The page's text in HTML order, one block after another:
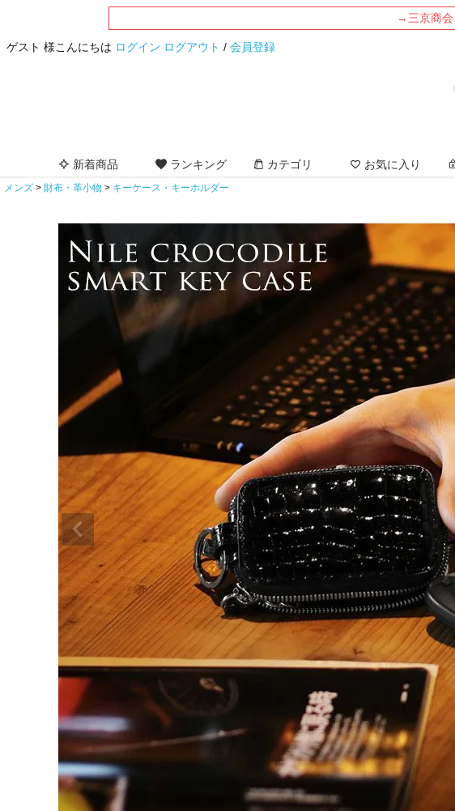
→三京商会
ゲスト 様こんにちは ログイン ログアウト / 会員登録
新着商品 ランキング カテゴリ お気に入り
メンズ 財布・革小物 キーケース・キーホルダー